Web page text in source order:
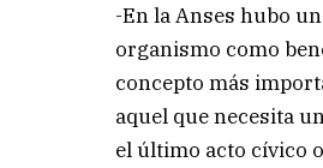
-En la Anses hubo
organismo como
concepto más
aquel que necesita
el último acto cívico